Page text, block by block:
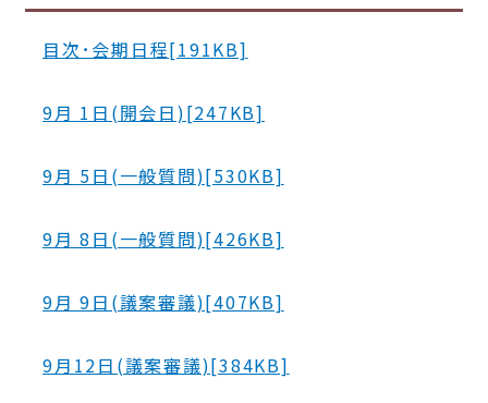
目次･会期日程[191KB]
9月 1日(開会日)[247KB]
9月 5日(一般質問)[530KB]
9月 8日(一般質問)[426KB]
9月 9日(議案審議)[407KB]
9月12日(議案審議)[384KB]